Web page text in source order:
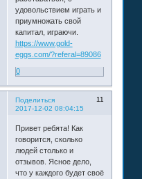
удовольствием играть и
приумножать свой
капитал, играючи.
https://www.gold-
eggs.com/?referal=89086
0
Поделиться
11
2017-12-02 08:04:15
Привет ребята! Как
говорится, сколько
людей столько и
отзывов. Ясное дело,
что у каждого будет своё